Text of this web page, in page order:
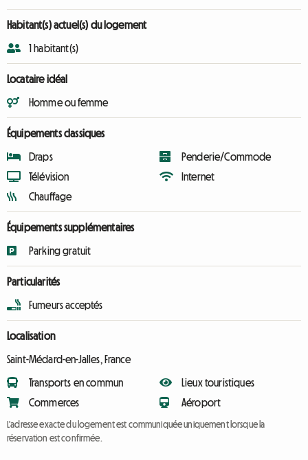
Habitant(s) actuel(s) du logement
1 habitant(s)
Locataire idéal
Homme ou femme
Équipements classiques
Draps
Télévision
Chauffage
Penderie/Commode
Internet
Équipements supplémentaires
Parking gratuit
Particularités
Fumeurs acceptés
Localisation
Saint-Médard-en-Jalles, France
Transports en commun
Commerces
Lieux touristiques
Aéroport
L'adresse exacte du logement est communiquée uniquement lorsque la
réservation est confirmée.